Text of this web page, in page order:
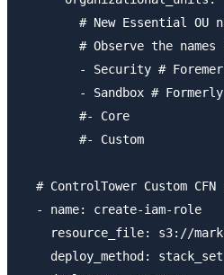
# New Essential OU
# Observe the names
- Security #
- Sandbox #
        #- Core
        #- Custom
# ControlTower Custom CFN
  - name: create-iam-role
resource_file: s3://
    deploy_method: stack_set